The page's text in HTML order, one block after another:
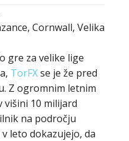
Cornwall, Velika
gre za velike lige
TorFXse je že pred
Z ogromnim letnim
10 milijard
na področju
leto dokazujejo, da